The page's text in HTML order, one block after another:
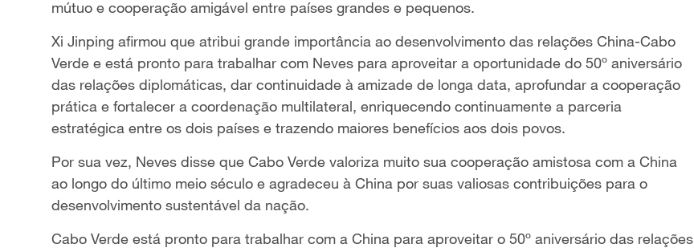
mútuo e cooperação amigável entre países grandes e pequenos.
Xi Jinping afirmou que atribui grande importância ao desenvolvimento das relações China-Cabo
Verde e está pronto para trabalhar com Neves para aproveitar a oportunidade do 50º aniversário
das relações diplomáticas, dar continuidade à amizade de longa data, aprofundar a cooperação
prática e fortalecer a coordenação multilateral, enriquecendo continuamente a parceria
estratégica entre os dois países e trazendo maiores benefícios aos dois povos.
Por sua vez, Neves disse que Cabo Verde valoriza muito sua cooperação amistosa com a China
ao longo do último meio século e agradeceu à China por suas valiosas contribuições para o
desenvolvimento sustentável da nação.
Cabo Verde está pronto para trabalhar com a China para aproveitar o 50º aniversário das relações